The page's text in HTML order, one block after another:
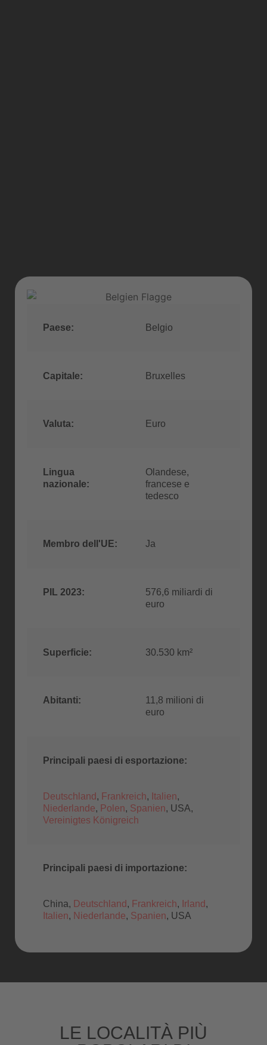
Paese: Belgio
Capitale: Bruxelles
Valuta: Euro
Lingua
nazionale:
Olandese,
francese e
tedesco
Membro dell'UE: Ja
PIL 2023:
576,6 miliardi di
euro
Superficie: 30.530 km²
Abitanti:
11,8 milioni di
euro
Principali paesi di esportazione:
Deutschland , Frankreich, Italien,
Niederlande, Polen, Spanien, USA,
Vereinigtes Königreich
Principali paesi di importazione:
China, Deutschland , Frankreich, Irland ,
Italien, Niederlande, Spanien, USA
LE LOCALITÀ PIÙ